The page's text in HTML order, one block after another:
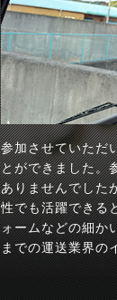
参加させていただ
とができました。
ありませんでした
性でも活躍できる
ォームなどの細か
までの運送業界の